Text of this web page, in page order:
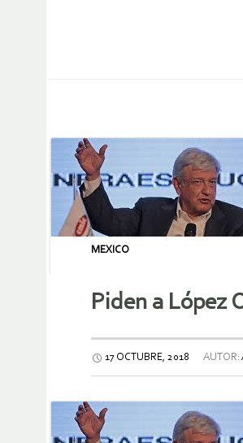
MEXICO
Piden a López
17 OCTUBRE, 2018 AUTOR: